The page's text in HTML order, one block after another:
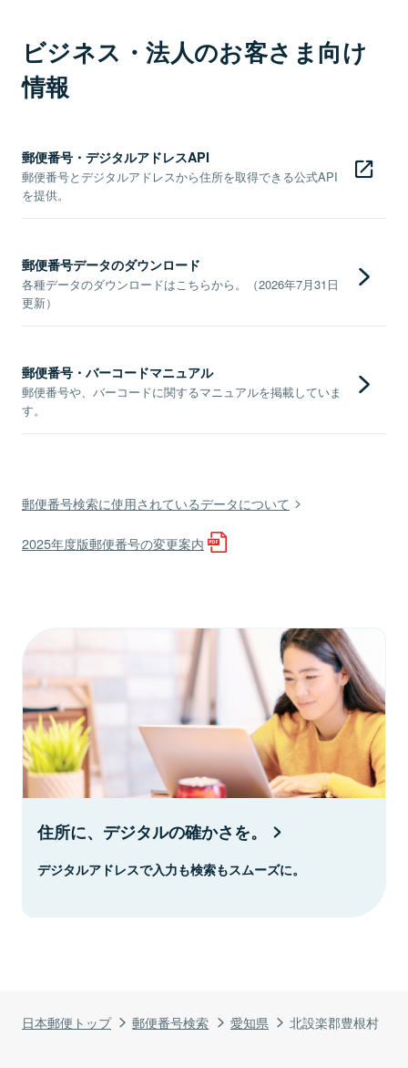
日本郵便トップ 郵便番号検索 愛知県 北設楽郡豊根村
ビジネス・法人のお客さま向け
情報
郵便番号・デジタルアドレスAPI
郵便番号とデジタルアドレスから住所を取得できる公式API
を提供。
郵便番号データのダウンロード
各種データのダウンロードはこちらから。（2026年7月31日
更新）
郵便番号・バーコードマニュアル
郵便番号や、バーコードに関するマニュアルを掲載していま
す。
郵便番号検索に使用されているデータについて
2025年度版郵便番号の変更案内
住所に、デジタルの確かさを。
デジタルアドレスで入力も検索もスムーズに。